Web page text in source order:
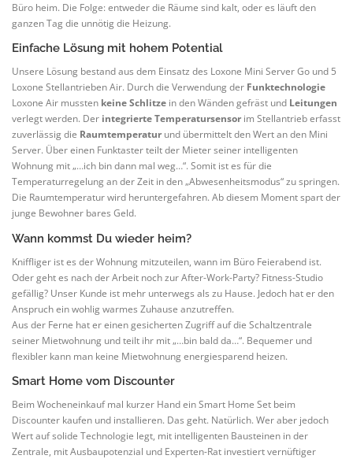
Büro heim. Die Folge: entweder die Räume sind kalt, oder es läuft den
ganzen Tag die unnötig die Heizung.
Einfache Lösung mit hohem Potential
Unsere Lösung bestand aus dem Einsatz des Loxone Mini Server Go und 5
Loxone Stellantrieben Air. Durch die Verwendung der Funktechnologie
Loxone Air mussten keine Schlitze in den Wänden gefräst und Leitungen
verlegt werden. Der integrierte Temperatursensor im Stellantrieb erfasst
zuverlässig die Raumtemperatur und übermittelt den Wert an den Mini
Server. Über einen Funktaster teilt der Mieter seiner intelligenten
Wohnung mit „…ich bin dann mal weg…“. Somit ist es für die
Temperaturregelung an der Zeit in den „Abwesenheitsmodus“ zu springen.
Die Raumtemperatur wird heruntergefahren. Ab diesem Moment spart der
junge Bewohner bares Geld.
Wann kommst Du wieder heim?
Kniffliger ist es der Wohnung mitzuteilen, wann im Büro Feierabend ist.
Oder geht es nach der Arbeit noch zur After-Work-Party? Fitness-Studio
gefällig? Unser Kunde ist mehr unterwegs als zu Hause. Jedoch hat er den
Anspruch ein wohlig warmes Zuhause anzutreffen.
Aus der Ferne hat er einen gesicherten Zugriff auf die Schaltzentrale
seiner Mietwohnung und teilt ihr mit „…bin bald da…“. Bequemer und
flexibler kann man keine Mietwohnung energiesparend heizen.
Smart Home vom Discounter
Beim Wocheneinkauf mal kurzer Hand ein Smart Home Set beim
Discounter kaufen und installieren. Das geht. Natürlich. Wer aber jedoch
Wert auf solide Technologie legt, mit intelligenten Bausteinen in der
Zentrale, mit Ausbaupotenzial und Experten-Rat investiert vernüftiger